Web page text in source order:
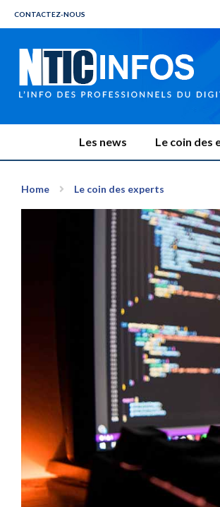
CONTACTEZ-NOUS
Les news Le coin des
Home Le coin des experts